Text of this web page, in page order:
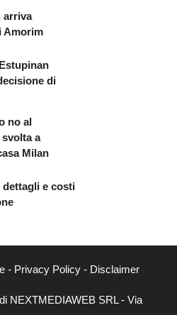
arriva
Amorim
di
no al
svolta a
Milan
e costi
- Privacy Policy- Disclaimer
NEXTMEDIAWEB SRL - Via